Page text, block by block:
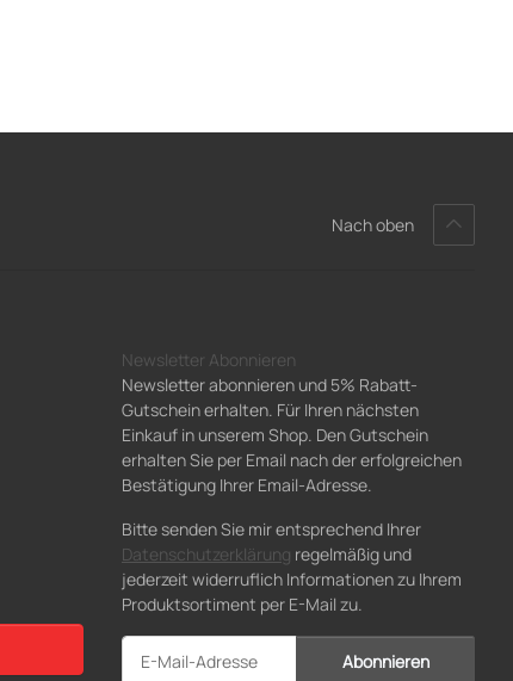
Nach oben
Newsletter Abonnieren
Newsletter abonnieren und 5% Rabatt-
Gutschein erhalten. Für Ihren nächsten
Einkauf in unserem Shop. Den Gutschein
erhalten Sie per Email nach der erfolgreichen
Bestätigung Ihrer Email-Adresse.
Bitte senden Sie mir entsprechend Ihrer
Datenschutzerklärung regelmäßig und
jederzeit widerruflich Informationen zu Ihrem
Produktsortiment per E-Mail zu.
Abonnieren